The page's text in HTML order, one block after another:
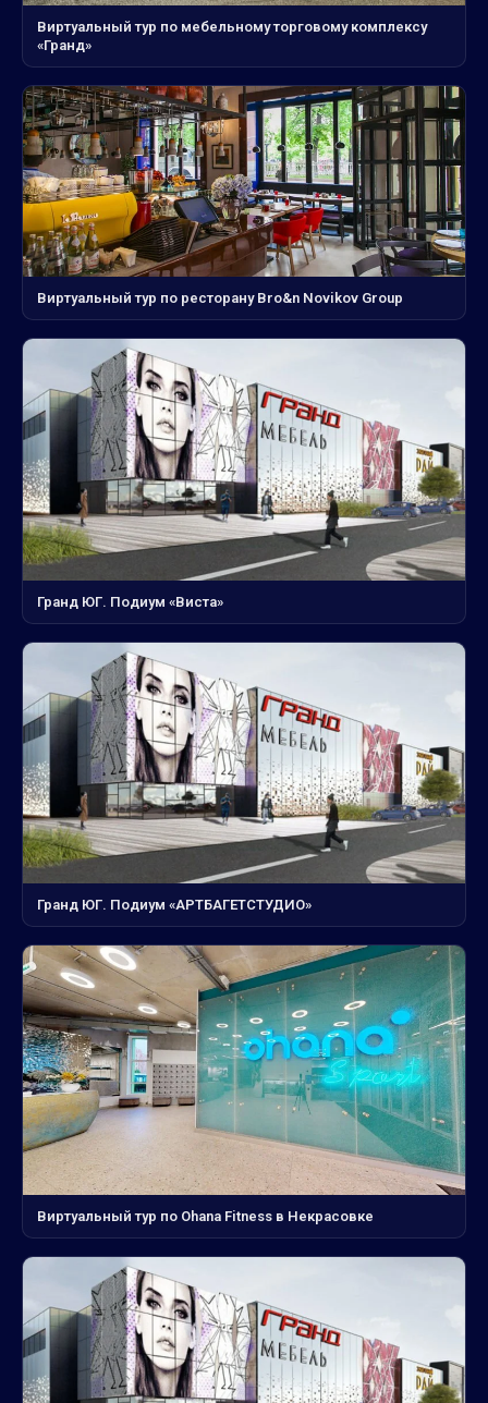
Виртуальный тур по мебельному торговому комплексу
«Гранд»
Виртуальный тур по ресторану Bro&n Novikov Group
Гранд ЮГ. Подиум «Виста»
Гранд ЮГ. Подиум «АРТБАГЕТСТУДИО»
Виртуальный тур по Ohana Fitness в Некрасовке